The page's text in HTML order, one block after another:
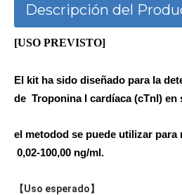
Descripción del
[USO PREVISTO]
El kit ha sido diseñado para la
de Troponina I cardíaca (cTnI) en
el metodod se puede utilizar para
0,02-100,00 ng/ml.
【Uso esperado】